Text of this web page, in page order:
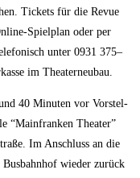
Tickets für die Revue
Spiel­plan oder per
unter 0931 375–
im Theaterneubau.
40 Minu­ten vor Vor­stel­
“Main­fran­ken Thea­ter”
Im Anschluss an die
wie­der zurück